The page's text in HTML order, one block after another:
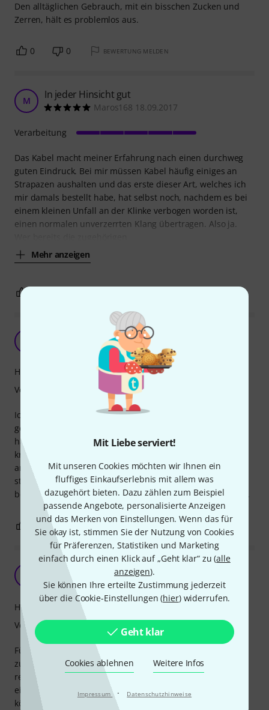
Mit Liebe serviert!
Mit unseren Cookies möchten wir Ihnen ein
fluffiges Einkaufserlebnis mit allem was
dazugehört bieten. Dazu zählen zum Beispiel
passende Angebote, personalisierte Anzeigen
und das Merken von Einstellungen. Wenn das für
Sie okay ist, stimmen Sie der Nutzung von Cookies
für Präferenzen, Statistiken und Marketing
einfach durch einen Klick auf „Geht klar“ zu (alle
anzeigen).
Sie können Ihre erteilte Zustimmung jederzeit
über die Cookie-Einstellungen (hier) widerrufen.
Geht klar
Cookies ablehnen Weitere Infos
Impressum · Datenschutzhinweise
Den alltäglichen Gebrauch, mit ein bisschen Zucken und
Zerren, hält es problemlos aus.
0 0 BEWERTUNG MELDEN
M In jeder Hinsicht gut
Maros168 18.09.2017
Das Kabel macht meiner Erfahrung nach einen durchweg
guten Eindruck. Bei mir müssen Kabel häufig einiges an
Strapazen aushalten und das erste dieser Art, welches ich
mir damals bestellt habe, hat selbst noch, nachdem es bei
einem kleinen Unfall an der Klinke verbogen worden ist,
einen normalen unverzerrten Klang übertragen. Also ja.
Mehr anzeigen
Verarbeitung
void0fDarkness 03.05.2026
Ich habe das Kabel als Ersatz für die KRK Kopfhörer
genommen. Das bei den KRK beiliegende Kopfhörerkabel
hatte jede Berührung in ein ekelhaftes
kratzquietschgeräusch verwandelt. So konnte ich nicht
arbeiten. Dieses Kopfhörerkabel passt, kompatibel und die
störenden Geräusche sind weg, wenn man man das Kabel
berührt werden keine störenden Nebengeräusche erzeugt.
Handling
Verarbeitung
0 BEWERTUNG MELDEN
2 Jahre, keine Probleme
mwurm 04.04.2024
Für manche Monitoring-Situationen ist es gut so ein Kabel
zu haben. Mein Originalkabel habe ich seit zwei Jahren in
regem Betrieb, keine Probleme. Das Kabel wirkt natürlich
ein bisschen dünn, wenn da mal ein Stuhlbein draufsteht
könnte es futsch sein. Dafür ist es aber auch nicht so steif
Handling
Verarbeitung